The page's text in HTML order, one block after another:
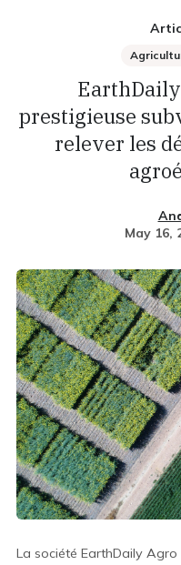
prestigieuse
relever les
May 16,
La société EarthDaily Agro